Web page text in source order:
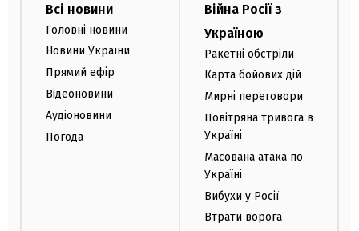
Всі новини
Головні новини
Новини України
Прямий ефір
Відеоновини
Аудіоновини
Погода
Війна Росії з
Україною
Ракетні обстріли
Карта бойових дій
Мирні переговори
Повітряна тривога в
Україні
Масована атака по
Україні
Вибухи у Росії
Втрати ворога